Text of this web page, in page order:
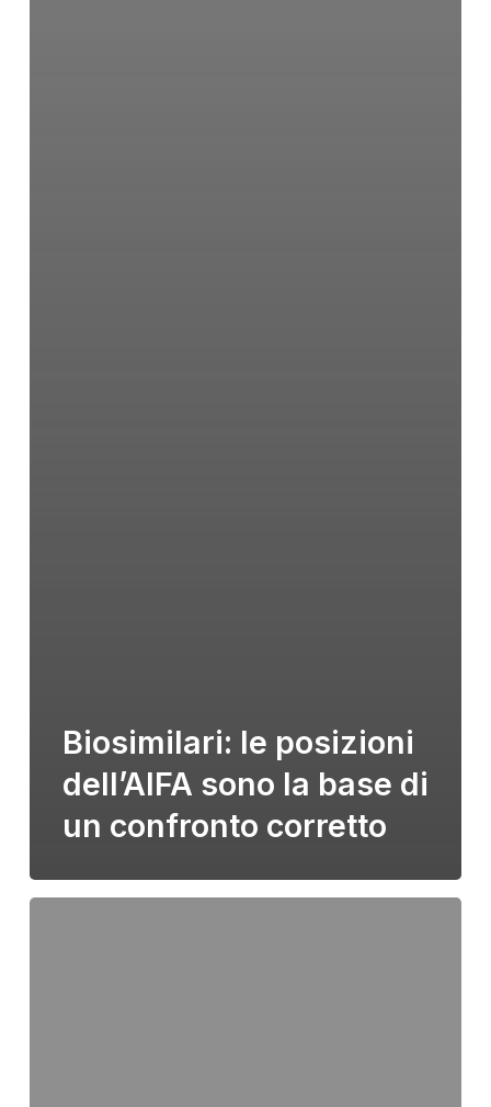
Biosimilari: le posizioni
dell’AIFA sono la base di
un confronto corretto